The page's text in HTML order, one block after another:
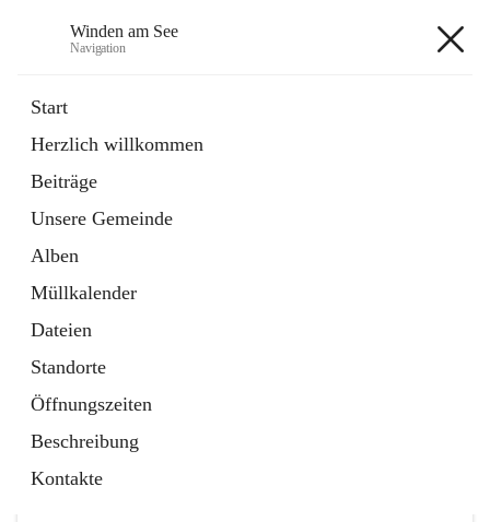
Winden am See
Navigation
Start
Herzlich willkommen
Beiträge
Unsere Gemeinde
Alben
Müllkalender
Dateien
Standorte
Öffnungszeiten
Beschreibung
Kontakte
Externe Webseite
in
Tab
Bebauungsplan
öffnet
in
neuem
Tab